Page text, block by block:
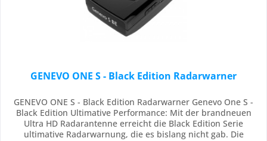
GENEVO ONE S - Black Edition Radarwarner
GENEVO ONE S - Black Edition Radarwarner Genevo One S -
Black Edition Ultimative Performance: Mit der brandneuen
Ultra HD Radarantenne erreicht die Black Edition Serie
ultimative Radarwarnung, die es bislang nicht gab. Die